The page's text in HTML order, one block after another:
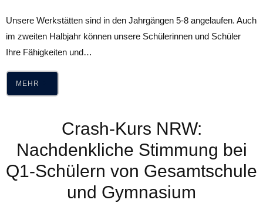
Unsere Werkstätten sind in den Jahrgängen 5-8 angelaufen. Auch
im zweiten Halbjahr können unsere Schülerinnen und Schüler
Ihre Fähigkeiten und…
MEHR
Crash-Kurs NRW:
Nachdenkliche Stimmung bei
Q1-Schülern von Gesamtschule
und Gymnasium